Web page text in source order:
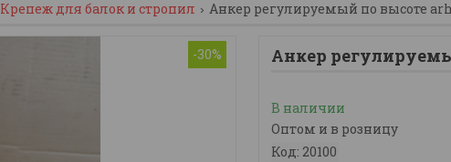
Крепеж для балок и стропил Анкер регулируемый по высоте
-30% Анкер
В наличии
Оптом и в розницу
Код: 20100